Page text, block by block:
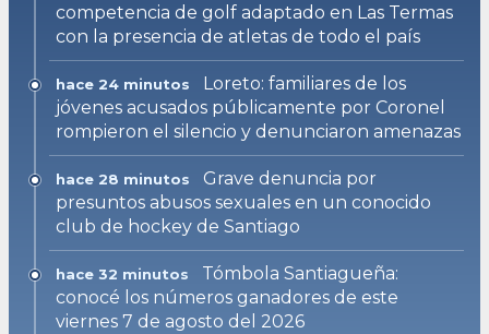
competencia de golf adaptado en Las Termas
con la presencia de atletas de todo el país
hace 24 minutos
Loreto: familiares de los
jóvenes acusados públicamente por Coronel
rompieron el silencio y denunciaron amenazas
hace 28 minutos
Grave denuncia por
presuntos abusos sexuales en un conocido
club de hockey de Santiago
hace 32 minutos
Tómbola Santiagueña:
conocé los números ganadores de este
viernes 7 de agosto del 2026